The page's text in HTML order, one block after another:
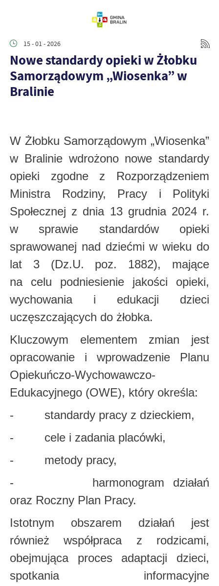
15 - 01 - 2026
Nowe standardy opieki w Żłobku
Samorządowym „Wiosenka” w
Bralinie
W Żłobku Samorządowym „Wiosenka”
w Bralinie wdrożono nowe standardy
opieki zgodne z Rozporządzeniem
Ministra Rodziny, Pracy i Polityki
Społecznej z dnia 13 grudnia 2024 r.
w sprawie standardów opieki
sprawowanej nad dziećmi w wieku do
lat 3 (Dz.U. poz. 1882), mające
na celu podniesienie jakości opieki,
wychowania i edukacji dzieci
uczęszczających do żłobka.
Kluczowym elementem zmian jest
opracowanie i wprowadzenie Planu
Opiekuńczo-Wychowawczo-
Edukacyjnego (OWE), który określa:
- standardy pracy z dzieckiem,
- cele i zadania placówki,
- metody pracy,
- harmonogram działań
oraz Roczny Plan Pracy.
Istotnym obszarem działań jest
również współpraca z rodzicami,
obejmująca proces adaptacji dzieci,
spotkania informacyjne